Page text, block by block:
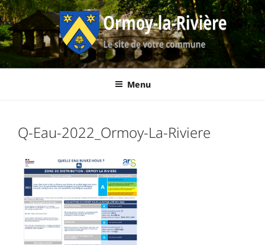
Aller
au
contenu
principal
Ormoy-La-
Le site de votre commune
Menu
Q-Eau-2022_Ormoy-La-Riviere